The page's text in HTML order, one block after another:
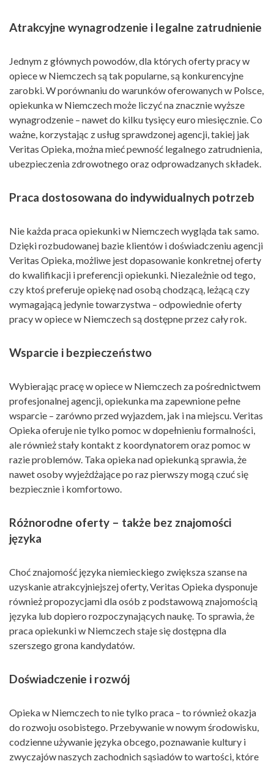
Atrakcyjne wynagrodzenie i legalne zatrudnienie
Jednym z głównych powodów, dla których oferty pracy w
opiece w Niemczech są tak popularne, są konkurencyjne
zarobki. W porównaniu do warunków oferowanych w Polsce,
opiekunka w Niemczech może liczyć na znacznie wyższe
wynagrodzenie – nawet do kilku tysięcy euro miesięcznie. Co
ważne, korzystając z usług sprawdzonej agencji, takiej jak
Veritas Opieka, można mieć pewność legalnego zatrudnienia,
ubezpieczenia zdrowotnego oraz odprowadzanych składek.
Praca dostosowana do indywidualnych potrzeb
Nie każda praca opiekunki w Niemczech wygląda tak samo.
Dzięki rozbudowanej bazie klientów i doświadczeniu agencji
Veritas Opieka, możliwe jest dopasowanie konkretnej oferty
do kwalifikacji i preferencji opiekunki. Niezależnie od tego,
czy ktoś preferuje opiekę nad osobą chodzącą, leżącą czy
wymagającą jedynie towarzystwa – odpowiednie oferty
pracy w opiece w Niemczech są dostępne przez cały rok.
Wsparcie i bezpieczeństwo
Wybierając pracę w opiece w Niemczech za pośrednictwem
profesjonalnej agencji, opiekunka ma zapewnione pełne
wsparcie – zarówno przed wyjazdem, jak i na miejscu. Veritas
Opieka oferuje nie tylko pomoc w dopełnieniu formalności,
ale również stały kontakt z koordynatorem oraz pomoc w
razie problemów. Taka opieka nad opiekunką sprawia, że
nawet osoby wyjeżdżające po raz pierwszy mogą czuć się
bezpiecznie i komfortowo.
Różnorodne oferty – także bez znajomości
języka
Choć znajomość języka niemieckiego zwiększa szanse na
uzyskanie atrakcyjniejszej oferty, Veritas Opieka dysponuje
również propozycjami dla osób z podstawową znajomością
języka lub dopiero rozpoczynających naukę. To sprawia, że
praca opiekunki w Niemczech staje się dostępna dla
szerszego grona kandydatów.
Doświadczenie i rozwój
Opieka w Niemczech to nie tylko praca – to również okazja
do rozwoju osobistego. Przebywanie w nowym środowisku,
codzienne używanie języka obcego, poznawanie kultury i
zwyczajów naszych zachodnich sąsiadów to wartości, które